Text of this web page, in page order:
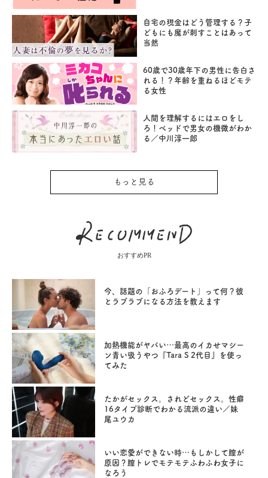
自宅の現金はどう管理する？子
どもにも魔が刺すことはあって
当然
60歳で30歳年下の男性に告白さ
れる！？年齢を重ねるほどモテ
る女性
人間を理解するにはエロをし
ろ！ベッドで男女の機微がわか
る／中川淳一郎
もっと見る
おすすめPR
今、話題の「おふろデート」って何？彼
とラブラブになる方法を教えます
加熱機能がヤバい…最高のイカせマシー
ン青い吸うやつ『Tara S 2代目』を使っ
てみた
たかがセックス。されどセックス。性癖
16タイプ診断でわかる流派の違い／妹
尾ユウカ
いい恋愛ができない時…もしかして膣が
原因？膣トレでモテモテふわふわ女子に
なろう